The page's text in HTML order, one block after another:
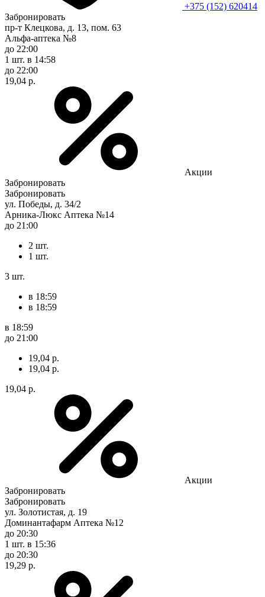
+375 (152) 620414
Забронировать
пр-т Клецкова, д. 13, пом. 63
Альфа-аптека №8
до 22:00
1 шт. в 14:58
до 22:00
19,04 р.
Акции
Забронировать
Забронировать
ул. Победы, д. 34/2
Арника-Люкс Аптека №14
до 21:00
2 шт.
1 шт.
3 шт.
в 18:59
в 18:59
в 18:59
до 21:00
19,04 р.
19,04 р.
19,04 р.
Акции
Забронировать
Забронировать
ул. Золотистая, д. 19
Доминантафарм Аптека №12
до 20:30
1 шт. в 15:36
до 20:30
19,29 р.